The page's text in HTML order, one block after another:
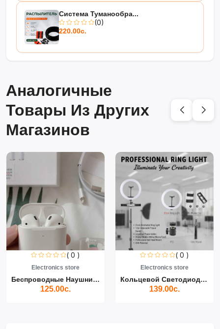
Система Туманообра...
(0)
220.00с.
Аналогичные
Товары Из Других
Магазинов
( 0 )
Electronics store
Беспроводные Наушники Air...
125.00с.
( 0 )
Electronics store
Кольцевой Светодиодный Св...
139.00с.